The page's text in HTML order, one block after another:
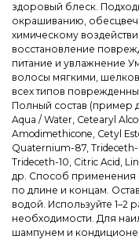
здоровый блеск.
окрашиванию,
химическому
восстановление
питание и увлажнение
волосы мягкими,
всех типов
Полный состав (пример
Aqua / Water, Cetearyl
Amodimethicone, Cetyl
Quaternium-87,
Trideceth-10, Citric Acid,
др. Способ применения
по длине и концам.
водой. Используйте 1–2
необходимости. Для
шампунем и